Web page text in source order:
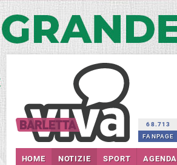
68.713
FANPAGE
HOME NOTIZIE SPORT AGENDA